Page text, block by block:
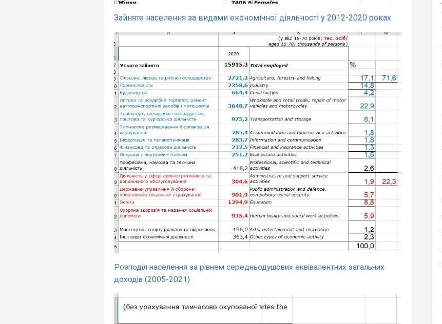
Зайняте населення за видами економічної діяльності у 2012-2020 роках
Розподіл населення за рівнем середньодушових еквівалентних загальних
доходів (2005-2021)